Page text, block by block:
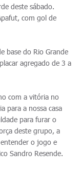
deste sábado.
com gol de
base do Rio Grande
agregado de 3 a
com a vitória no
para a nossa casa
para furar o
deste grupo, a
o jogo e
Sandro Resende.